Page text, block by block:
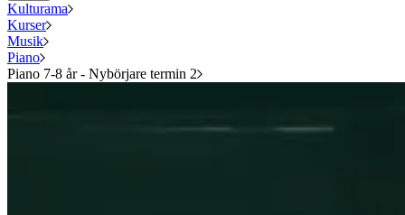
Kulturama
Kurser
Musik
Piano
Piano 7-8 år - Nybörjare termin 2